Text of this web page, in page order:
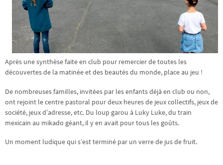
Après une synthèse faite en club pour remercier de toutes les
découvertes de la matinée et des beautés du monde, place au jeu !
De nombreuses familles, invitées par les enfants déjà en club ou non,
ont rejoint le centre pastoral pour deux heures de jeux collectifs, jeux de
société, jeux d’adresse, etc. Du loup garou à Luky Luke, du train
mexicain au mikado géant, il y en avait pour tous les goûts.
Un moment ludique qui s’est terminé par un verre de jus de fruit.